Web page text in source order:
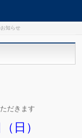
知らせ
だきます
日）